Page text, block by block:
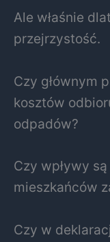
Ale właśnie
przejrzystość.
Czy głównym
kosztów
odpadów?
Czy wpływy
mieszkańców
Czy w